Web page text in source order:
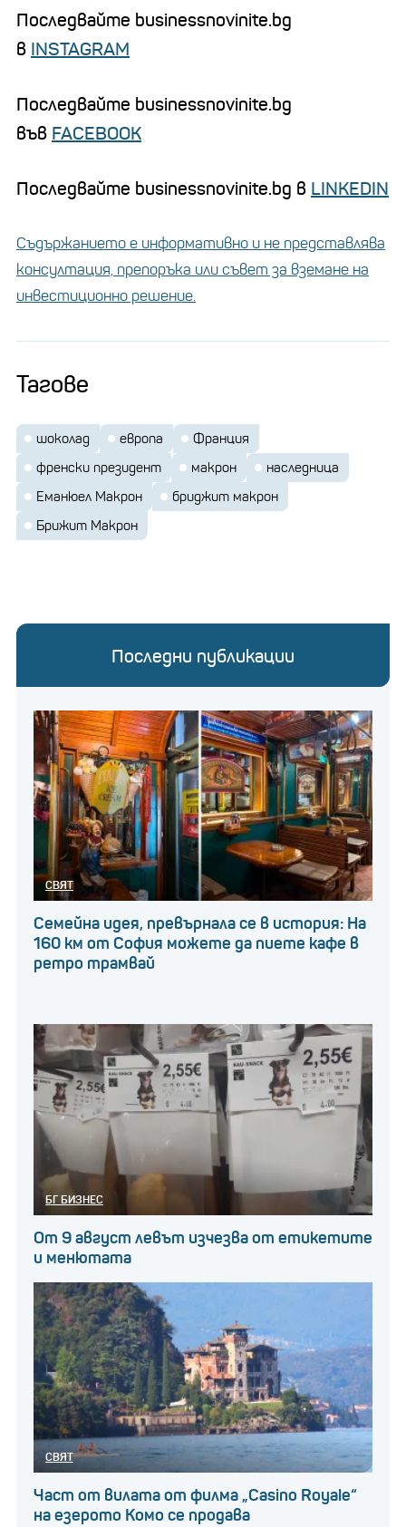
Последвайте businessnovinite.bg
в INSTAGRAM
Последвайте businessnovinite.bg
във FACEBOOK
Последвайте businessnovinite.bg в LINKEDIN
Съдържанието е информативно и не представлява
консултация, препоръка или съвет за вземане на
инвестиционно решение.
Тагове
шоколад европа
Франция
френски президент
макрон
наследница
Еманюел Макрон
бриджит макрон
Брижит Макрон
Последни публикации
СВЯТ
Семейна идея, превърнала се в история: На
160 км от София можете да пиете кафе в
ретро трамвай
БГ БИЗНЕС
От 9 август левът изчезва от етикетите
и менютата
СВЯТ
Част от вилата от филма „Casino Royale“
на езерото Комо се продава